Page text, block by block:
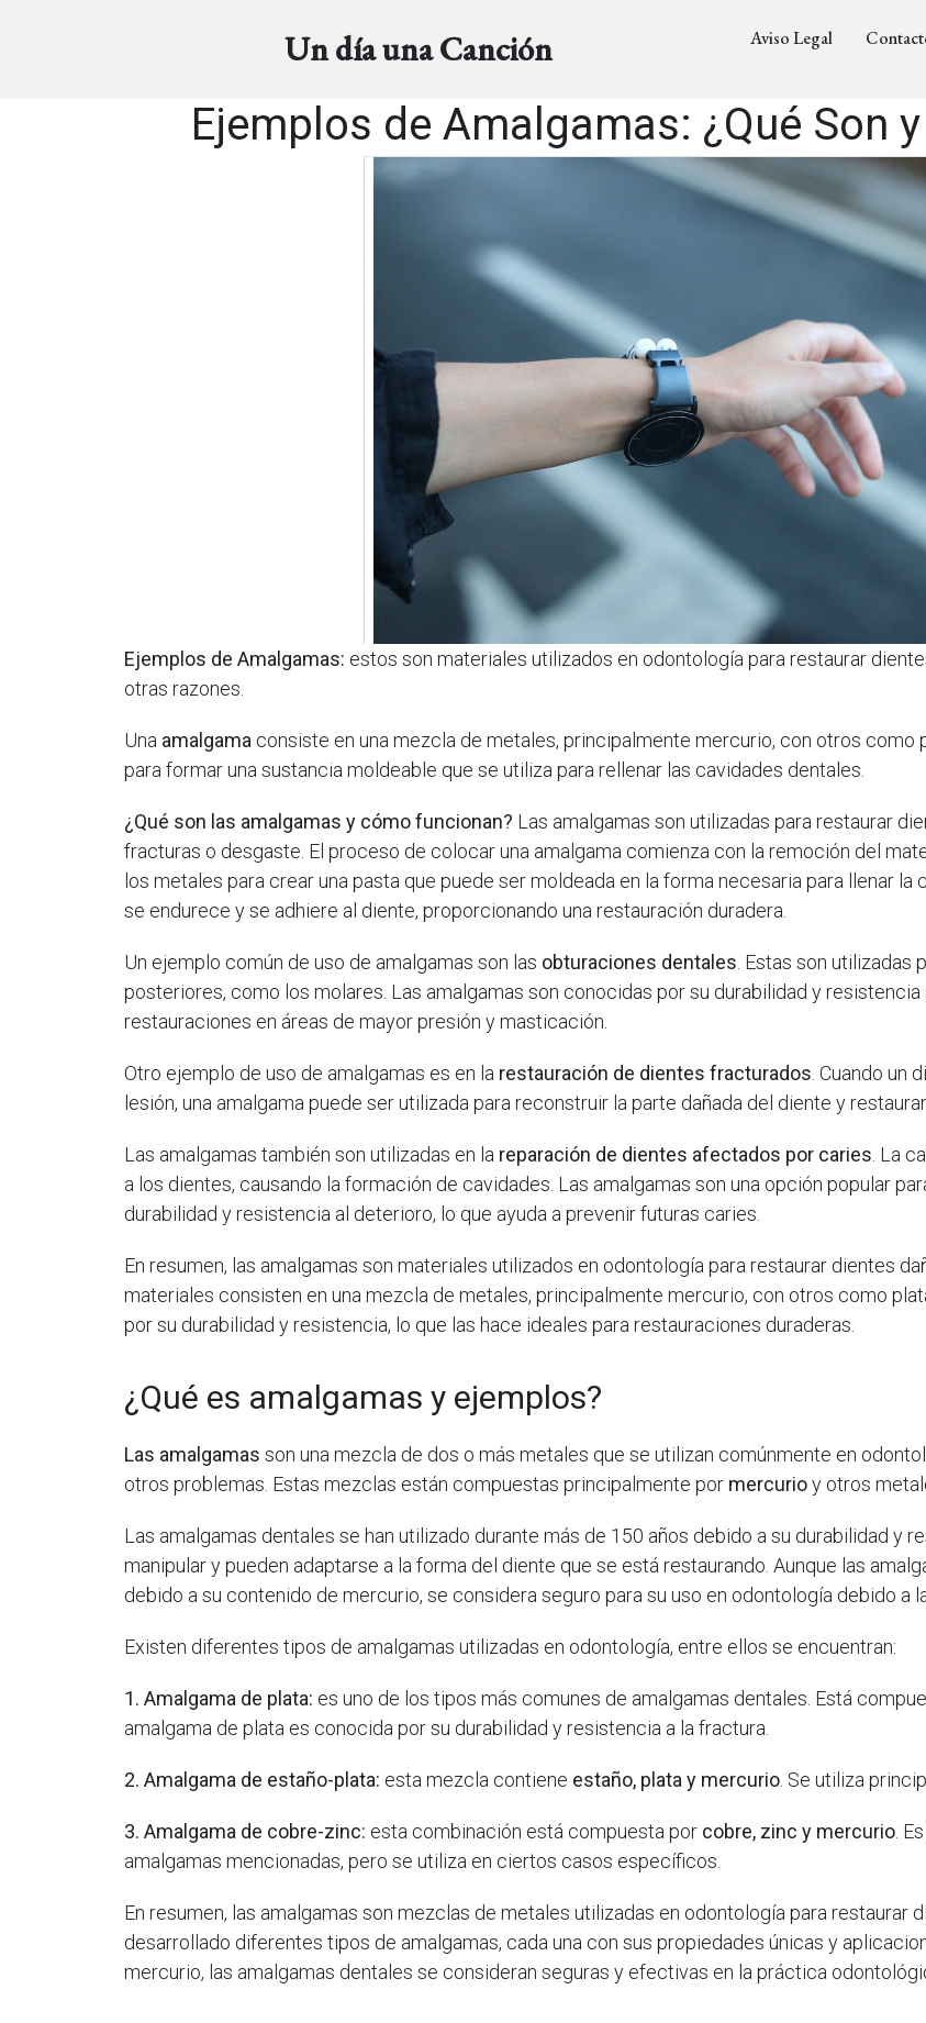
Un día una Canción Aviso Legal
Ejemplos de Amalgamas: ¿Qué Son
Ejemplos de Amalgamas: estos son materiales utilizados en odontología para restaurar
otras razones.
Una amalgama consiste en una mezcla de metales, principalmente mercurio, con otros como
para formar una sustancia moldeable que se utiliza para rellenar las cavidades dentales.
¿Qué son las amalgamas y cómo funcionan? Las amalgamas son utilizadas para restaurar
fracturas o desgaste. El proceso de colocar una amalgama comienza con la remoción del
los metales para crear una pasta que puede ser moldeada en la forma necesaria para llenar
se endurece y se adhiere al diente, proporcionando una restauración duradera.
Un ejemplo común de uso de amalgamas son las obturaciones dentales . Estas son
posteriores, como los molares. Las amalgamas son conocidas por su durabilidad y
restauraciones en áreas de mayor presión y masticación.
Otro ejemplo de uso de amalgamas es en la restauración de dientes fracturados . Cuando un
lesión, una amalgama puede ser utilizada para reconstruir la parte dañada del diente y
Las amalgamas también son utilizadas en la reparación de dientes afectados por caries . La
a los dientes, causando la formación de cavidades. Las amalgamas son una opción popular
durabilidad y resistencia al deterioro, lo que ayuda a prevenir futuras caries.
En resumen, las amalgamas son materiales utilizados en odontología para restaurar dientes
materiales consisten en una mezcla de metales, principalmente mercurio, con otros como
por su durabilidad y resistencia, lo que las hace ideales para restauraciones duraderas.
¿Qué es amalgamas y ejemplos?
Las amalgamas son una mezcla de dos o más metales que se utilizan comúnmente en
otros problemas. Estas mezclas están compuestas principalmente por mercurioy otros
Las amalgamas dentales se han utilizado durante más de 150 años debido a su durabilidad y
manipular y pueden adaptarse a la forma del diente que se está restaurando. Aunque las
debido a su contenido de mercurio, se considera seguro para su uso en odontología debido a
Existen diferentes tipos de amalgamas utilizadas en odontología, entre ellos se encuentran:
1. Amalgama de plata: es uno de los tipos más comunes de amalgamas dentales. Está
amalgama de plata es conocida por su durabilidad y resistencia a la fractura.
2. Amalgama de estaño-plata: esta mezcla contiene estaño, plata y mercurio . Se utiliza
3. Amalgama de cobre-zinc: esta combinación está compuesta por cobre, zinc y mercurio .
amalgamas mencionadas, pero se utiliza en ciertos casos específicos.
En resumen, las amalgamas son mezclas de metales utilizadas en odontología para restaurar
desarrollado diferentes tipos de amalgamas, cada una con sus propiedades únicas y
mercurio, las amalgamas dentales se consideran seguras y efectivas en la práctica